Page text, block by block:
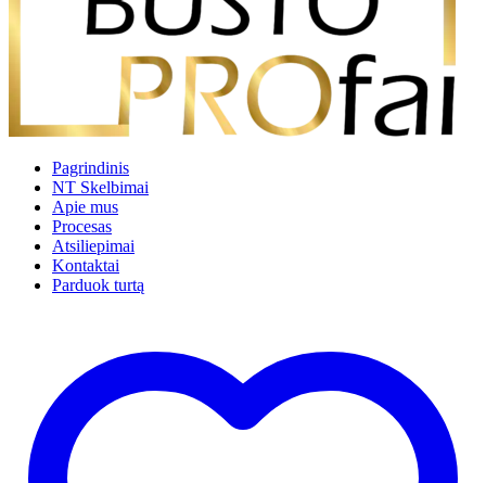
Pagrindinis
NT Skelbimai
Apie mus
Procesas
Atsiliepimai
Kontaktai
Parduok turtą